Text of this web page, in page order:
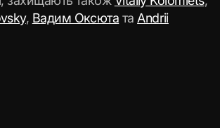
, Вадим Оксюта та Andrii